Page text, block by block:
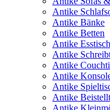
Antike
Antike Bänke
Antike Betten
Antike
Antike
Antike
Antike
Antike
Antike
Antike